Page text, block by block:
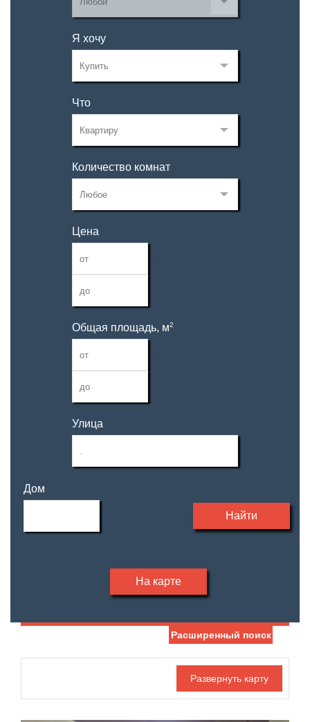
Я хочу
Что
Количество комнат
Цена
—
Общая площадь, м2
—
Улица
Дом
Найти
На карте
Жилая площадь
—
Площадь кухни
Расширенный поиск